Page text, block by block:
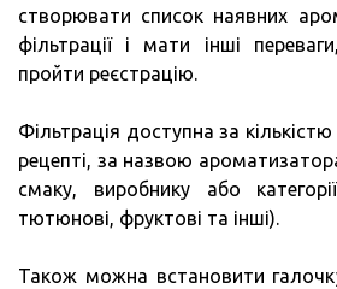
створювати список наявних
фільтрації і мати інші
пройти реєстрацію.
Фільтрація доступна за
рецепті, за назвою
смаку, виробнику або
тютюнові, фруктові та інші).
Також можна встановити